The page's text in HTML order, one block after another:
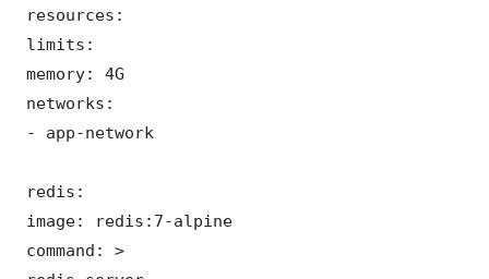
resources:
limits:
memory: 4G
networks:
- app-network
redis:
image: redis:7-alpine
command: >